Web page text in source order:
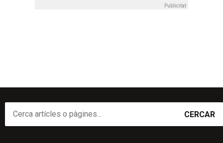
Publicitat
CERCAR